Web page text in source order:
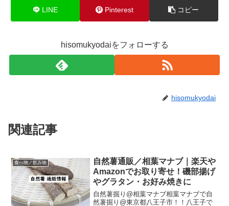
LINE Pinterest コピー
hisomukyodaiをフォローする
hisomukyodai
関連記事
食べ物／飲み物
自然薯通販／相葉マナブ｜楽天や
Amazonでお取り寄せ！磯部揚げ
やグラタン・お好み焼きに
自然薯掘り@相葉マナブ相葉マナブで自
然薯掘り@東京都八王子市！！八王子で